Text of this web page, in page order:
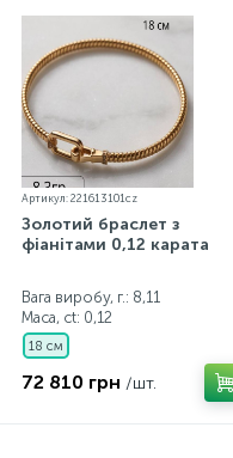
Артикул: 221613101cz
Золотий браслет з
фіанітами 0,12 карата
Вага виробу, г.: 8,11
Маса, ct: 0,12
18 см
72 810 грн /шт.